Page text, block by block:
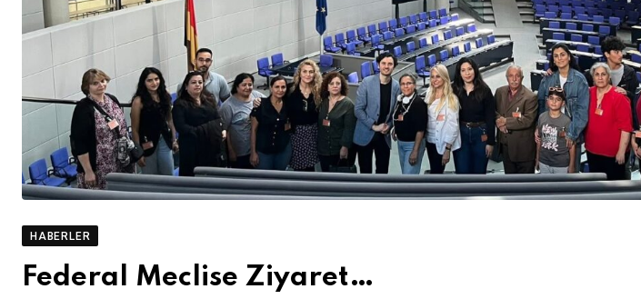
HABERLER
Federal Meclise Ziyaret…